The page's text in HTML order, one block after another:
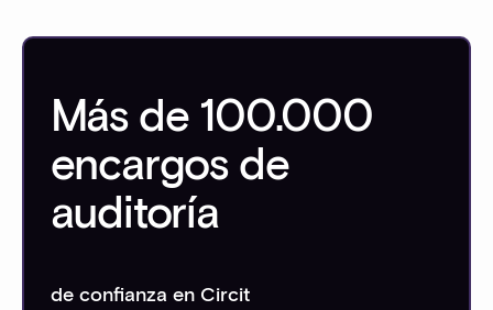
Más de 100.000
encargos de
auditoría
de confianza en Circit